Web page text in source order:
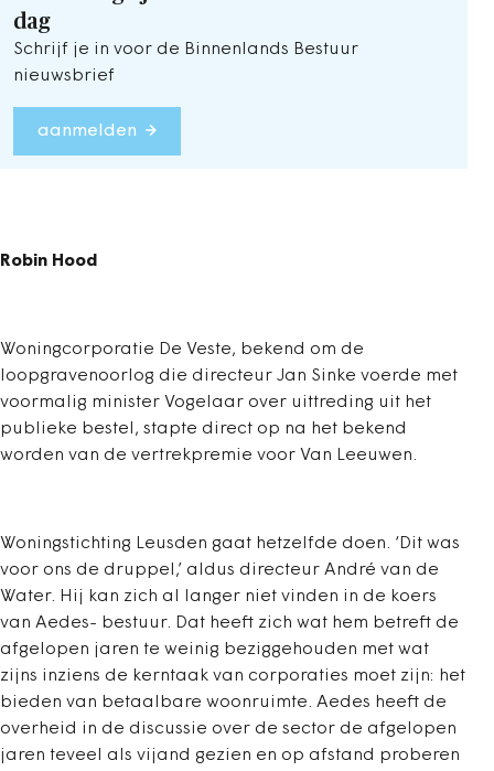
dag
Schrijf je in voor de Binnenlands Bestuur
nieuwsbrief
aanmelden
Robin Hood
Woningcorporatie De Veste, bekend om de
loopgravenoorlog die directeur Jan Sinke voerde met
voormalig minister Vogelaar over uittreding uit het
publieke bestel, stapte direct op na het bekend
worden van de vertrekpremie voor Van Leeuwen.
Woningstichting Leusden gaat hetzelfde doen. ‘Dit was
voor ons de druppel,’ aldus directeur André van de
Water. Hij kan zich al langer niet vinden in de koers
van Aedes- bestuur. Dat heeft zich wat hem betreft de
afgelopen jaren te weinig beziggehouden met wat
zijns inziens de kerntaak van corporaties moet zijn: het
bieden van betaalbare woonruimte. Aedes heeft de
overheid in de discussie over de sector de afgelopen
jaren teveel als vijand gezien en op afstand proberen